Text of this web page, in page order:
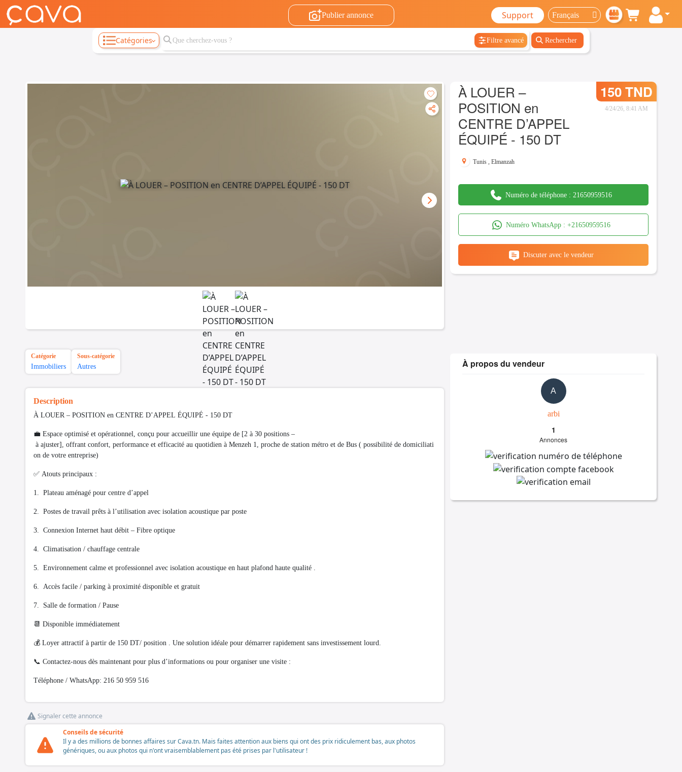
Publier annonce Support
Catégories Filtre avancé Rechercher
À LOUER –
POSITION en
CENTRE D’APPEL
ÉQUIPÉ - 150 DT
150 TND
4/24/26, 8:41 AM
Tunis ,Elmanzah
Numéro de téléphone :21650959516
Numéro WhatsApp : +21650959516
Discuter avec le vendeur
Catégorie
Immobiliers
Sous-catégorie
Autres
Description
À LOUER – POSITION en CENTRE D’APPEL ÉQUIPÉ - 150 DT
💼 Espace optimisé et opérationnel, conçu pour accueillir une équipe de [2 à 30 positions –
à ajuster], offrant confort, performance et efficacité au quotidien à Menzeh 1, proche de station métro et de Bus ( possibilité de domiciliati
on de votre entreprise)
✅ Atouts principaux :
1. Plateau aménagé pour centre d’appel
2. Postes de travail prêts à l’utilisation avec isolation acoustique par poste
3. Connexion Internet haut débit – Fibre optique
4. Climatisation / chauffage centrale
5. Environnement calme et professionnel avec isolation acoustique en haut plafond haute qualité .
6. Accès facile / parking à proximité disponible et gratuit
7. Salle de formation / Pause
📆 Disponible immédiatement
💰 Loyer attractif à partir de 150 DT/ position . Une solution idéale pour démarrer rapidement sans investissement lourd.
📞 Contactez-nous dès maintenant pour plus d’informations ou pour organiser une visite :
Téléphone / WhatsApp: 216 50 959 516
Signaler cette annonce
Conseils de sécurité
Il y a des millions de bonnes affaires sur Cava.tn. Mais faites attention aux biens qui ont des prix ridiculement bas, aux photos
génériques, ou aux photos qui n'ont vraisemblablement pas été prises par l'utilisateur !
À propos du vendeur
A
arbi
1
Annonces